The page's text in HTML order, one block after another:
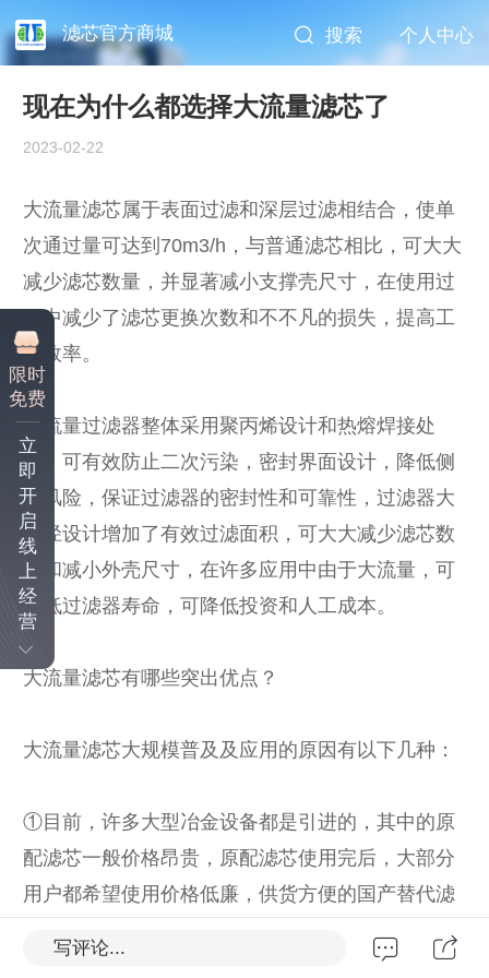
滤芯官方商城 搜索 个人中心
现在为什么都选择大流量滤芯了
2023-02-22
大流量滤芯属于表面过滤和深层过滤相结合，使单
次通过量可达到70m3/h，与普通滤芯相比，可大大
减少滤芯数量，并显著减小支撑壳尺寸，在使用过
程中减少了滤芯更换次数和不不凡的损失，提高工
作效率。
大流量过滤器整体采用聚丙烯设计和热熔焊接处
理，可有效防止二次污染，密封界面设计，降低侧
流风险，保证过滤器的密封性和可靠性，过滤器大
直径设计增加了有效过滤面积，可大大减少滤芯数
量和减小外壳尺寸，在许多应用中由于大流量，可
降低过滤器寿命，可降低投资和人工成本。
大流量滤芯有哪些突出优点？
大流量滤芯大规模普及及应用的原因有以下几种：
①目前，许多大型冶金设备都是引进的，其中的原
配滤芯一般价格昂贵，原配滤芯使用完后，大部分
用户都希望使用价格低廉，供货方便的国产替代滤
写评论...
限时
免费
立
即
开
启
线
上
经
营